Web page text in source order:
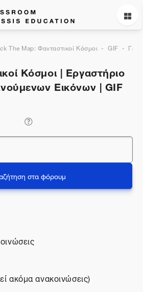
The Map: Φανταστικοί Κόσμοι GIF
Κόσμοι | Εργαστήριο
Εικόνων | GIF
στα φόρουμ
ακόμα ανακοινώσεις)